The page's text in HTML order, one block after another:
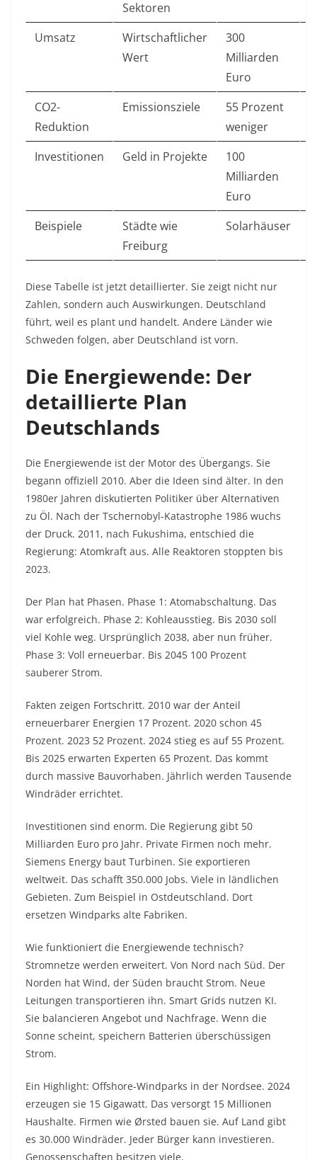
Sektoren
Umsatz
Wirtschaftlicher
Wert
300
Milliarden
Euro
CO2-
Reduktion
Emissionsziele
55 Prozent
weniger
Investitionen
Geld in Projekte
100
Milliarden
Euro
Beispiele
Städte wie
Freiburg
Solarhäuser
Diese Tabelle ist jetzt detaillierter. Sie zeigt nicht nur
Zahlen, sondern auch Auswirkungen. Deutschland
führt, weil es plant und handelt. Andere Länder wie
Schweden folgen, aber Deutschland ist vorn.
Die Energiewende: Der
detaillierte Plan
Deutschlands
Die Energiewende ist der Motor des Übergangs. Sie
begann offiziell 2010. Aber die Ideen sind älter. In den
1980er Jahren diskutierten Politiker über Alternativen
zu Öl. Nach der Tschernobyl-Katastrophe 1986 wuchs
der Druck. 2011, nach Fukushima, entschied die
Regierung: Atomkraft aus. Alle Reaktoren stoppten bis
2023.
Der Plan hat Phasen. Phase 1: Atomabschaltung. Das
war erfolgreich. Phase 2: Kohleausstieg. Bis 2030 soll
viel Kohle weg. Ursprünglich 2038, aber nun früher.
Phase 3: Voll erneuerbar. Bis 2045 100 Prozent
sauberer Strom.
Fakten zeigen Fortschritt. 2010 war der Anteil
erneuerbarer Energien 17 Prozent. 2020 schon 45
Prozent. 2023 52 Prozent. 2024 stieg es auf 55 Prozent.
Bis 2025 erwarten Experten 65 Prozent. Das kommt
durch massive Bauvorhaben. Jährlich werden Tausende
Windräder errichtet.
Investitionen sind enorm. Die Regierung gibt 50
Milliarden Euro pro Jahr. Private Firmen noch mehr.
Siemens Energy baut Turbinen. Sie exportieren
weltweit. Das schafft 350.000 Jobs. Viele in ländlichen
Gebieten. Zum Beispiel in Ostdeutschland. Dort
ersetzen Windparks alte Fabriken.
Wie funktioniert die Energiewende technisch?
Stromnetze werden erweitert. Von Nord nach Süd. Der
Norden hat Wind, der Süden braucht Strom. Neue
Leitungen transportieren ihn. Smart Grids nutzen KI.
Sie balancieren Angebot und Nachfrage. Wenn die
Sonne scheint, speichern Batterien überschüssigen
Strom.
Ein Highlight: Offshore-Windparks in der Nordsee. 2024
erzeugen sie 15 Gigawatt. Das versorgt 15 Millionen
Haushalte. Firmen wie Ørsted bauen sie. Auf Land gibt
es 30.000 Windräder. Jeder Bürger kann investieren.
Genossenschaften besitzen viele.